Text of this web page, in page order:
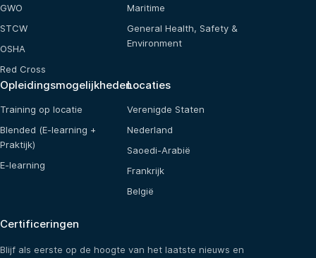
GWO
STCW
OSHA
Red Cross
Maritime
General Health, Safety &
Environment
Opleidingsmogelijkheden
Training op locatie
Blended (E-learning +
Praktijk)
E-learning
Locaties
Verenigde Staten
Nederland
Saoedi-Arabië
Frankrijk
België
Certificeringen
Blijf als eerste op de hoogte van het laatste nieuws en